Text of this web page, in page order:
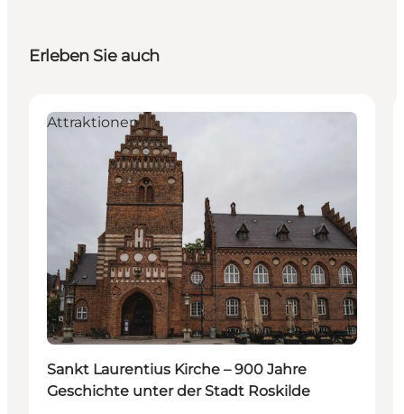
Erleben Sie auch
Attraktionen
Sankt Laurentius Kirche – 900 Jahre
Geschichte unter der Stadt Roskilde